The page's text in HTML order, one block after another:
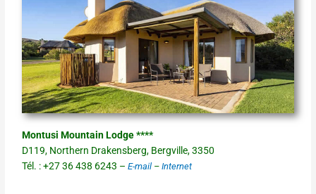
Montusi Mountain Lodge ****
D119, Northern Drakensberg, Bergville, 3350
Tél. : +27 36 438 6243 –E-mail –Internet